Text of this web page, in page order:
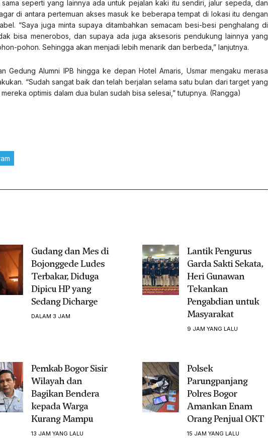
seperti yang lainnya ada untuk pejalan kaki itu sendiri, jalur sepeda, dan
di antara pertemuan akses masuk ke beberapa tempat di lokasi itu dengan
“Saya juga minta supaya ditambahkan semacam besi-besi penghalang di
bisa menerobos, dan supaya ada juga aksesoris pendukung lainnya yang
pohon. Sehingga akan menjadi lebih menarik dan berbeda,” lanjutnya.
Gedung Alumni IPB hingga ke depan Hotel Amaris, Usmar mengaku merasa
“Sudah sangat baik dan telah berjalan selama satu bulan dari target yang
optimis dalam dua bulan sudah bisa selesai,” tutupnya. (Rangga)
Gudang dan Mes di
Bojonggede Ludes
Terbakar, Diduga
Dipicu HP yang
Sedang Dicharge
DALAM 3 JAM
Lantik Pengurus
Garda Sakti Sekata,
Heri Gunawan
Tekankan
Pengabdian untuk
Masyarakat
9 JAM YANG LALU
Pemkab Bogor Sisir
Wilayah dan
Bagikan Bendera
kepada Warga
Kurang Mampu
13 JAM YANG LALU
Polsek
Parungpanjang
Polres Bogor
Amankan Enam
Orang Penjual OKT
15 JAM YANG LALU